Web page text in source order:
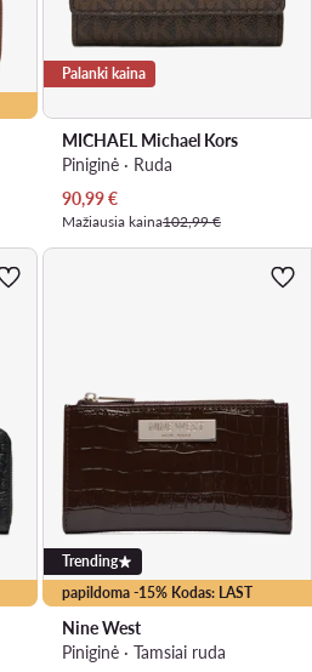
Palanki kaina
MICHAEL Michael Kors
Piniginė · Ruda
Dabartinė kaina
90,99€
Mažiausia kaina102,99 €
papildoma -15% Kodas: LAST
Trending
Nine West
Piniginė · Tamsiai ruda